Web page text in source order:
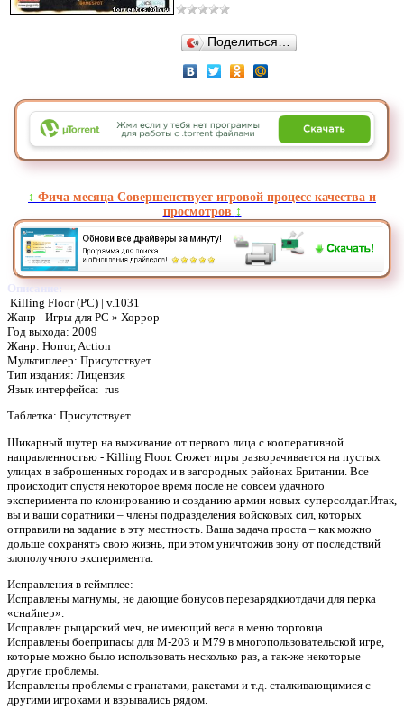
Поделиться…
↕️ Фича месяца Совершенствует игровой процесс качества и
просмотров ↕️
Описание:
Killing Floor (PC) | v.1031
Жанр - Игры для PC » Хоррор
Год выхода: 2009
Жанр: Horror, Action
Мультиплеер: Присутствует
Тип издания: Лицензия
Язык интерфейса: rus
Таблетка: Присутствует
Шикарный шутер на выживание от первого лица с кооперативной
направленностью - Killing Floor. Сюжет игры разворачивается на пустых
улицах в заброшенных городах и в загородных районах Британии. Все
происходит спустя некоторое время после не совсем удачного
эксперимента по клонированию и созданию армии новых суперсолдат.Итак,
вы и ваши соратники – члены подразделения войсковых сил, которых
отправили на задание в эту местность. Ваша задача проста – как можно
дольше сохранять свою жизнь, при этом уничтожив зону от последствий
злополучного эксперимента.
Исправления в геймплее:
Исправлены магнумы, не дающие бонусов перезарядкиотдачи для перка
«снайпер».
Исправлен рыцарский меч, не имеющий веса в меню торговца.
Исправлены боеприпасы для M-203 и M79 в многопользовательской игре,
которые можно было использовать несколько раз, а так-же некоторые
другие проблемы.
Исправлены проблемы с гранатами, ракетами и т.д. сталкивающимися с
другими игроками и взрывались рядом.